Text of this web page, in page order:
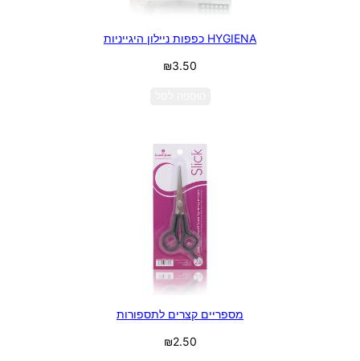
HYGIENA כפפות ניילון היגייניות
₪3.50
מספריים קצרים לתספורות
₪2.50